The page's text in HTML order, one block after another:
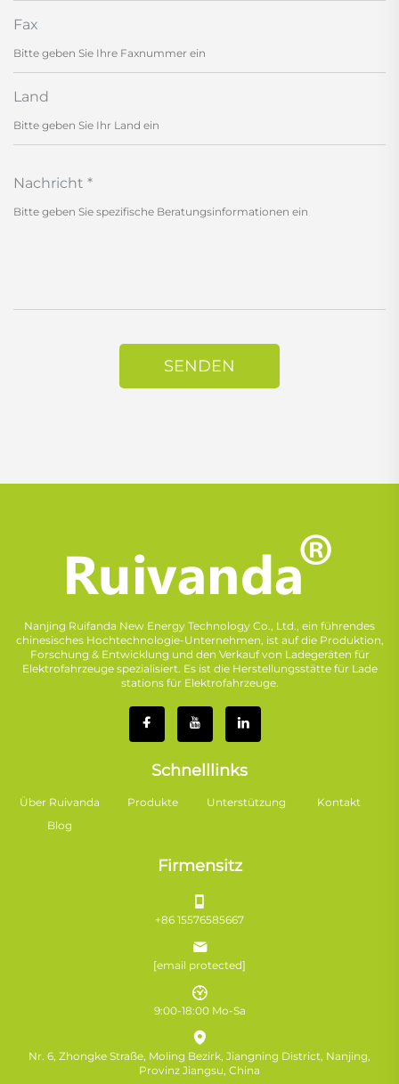
Fax
Land
Nachricht *
SENDEN
Nanjing Ruifanda New Energy Technology Co., Ltd., ein führendes
chinesisches Hochtechnologie-Unternehmen, ist auf die Produktion,
Forschung & Entwicklung und den Verkauf von Ladegeräten für
Elektrofahrzeuge spezialisiert. Es ist die Herstellungsstätte für Lade
stations für Elektrofahrzeuge.
Schnelllinks
Über Ruivanda Produkte Unterstützung
Kontakt
Blog
Firmensitz
+86 15576585667
[email protected]
9:00-18:00 Mo-Sa
Nr. 6, Zhongke Straße, Moling Bezirk, Jiangning District, Nanjing,
Provinz Jiangsu, China